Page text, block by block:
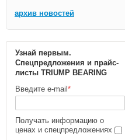
архив новостей
Узнай первым.
Спецпредложения и прайс-
листы TRIUMP BEARING
Введите e-mail *
Получать информацию о
ценах и спецпредложениях